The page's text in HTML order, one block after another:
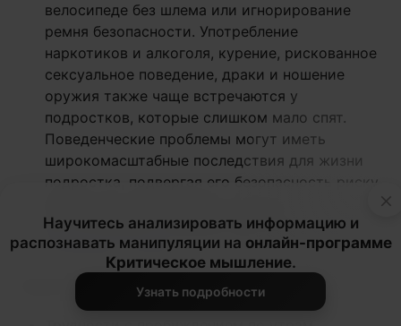
велосипеде без шлема или игнорирование
ремня безопасности. Употребление
наркотиков и алкоголя, курение, рискованное
сексуальное поведение, драки и ношение
оружия также чаще встречаются у
подростков, которые слишком мало спят.
Поведенческие проблемы могут иметь
широкомасштабные последствия для жизни
подростка, подвергая его безопасность риску,
его отношения с семьей и друзьями [Sleep
Foundation, 2023].
Симптомы нехватки сна таковы:
×
Научитесь анализировать информацию и
распознавать манипуляции на онлайн-программе
Критическое мышление.
Узнать подробности